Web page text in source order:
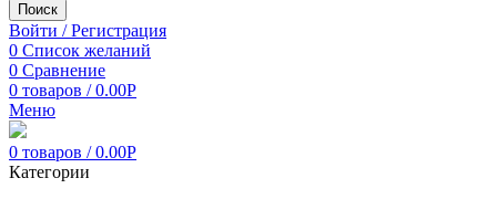
Поиск
Войти / Регистрация
0 Список желаний
0 Сравнение
0 товаров / 0.00Р
Меню
0 товаров / 0.00Р
Категории